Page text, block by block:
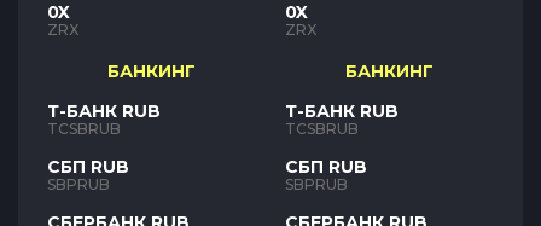
0X
ZRX
БАНКИНГ
Т-БАНК RUB
TCSBRUB
СБП RUB
SBPRUB
0X
ZRX
БАНКИНГ
Т-БАНК RUB
TCSBRUB
СБП RUB
SBPRUB